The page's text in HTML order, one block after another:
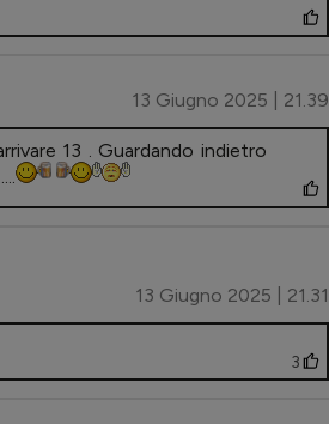
13 Giugno 2025 | 21.39
13 . Guardando indietro
13 Giugno 2025 | 21.31
3